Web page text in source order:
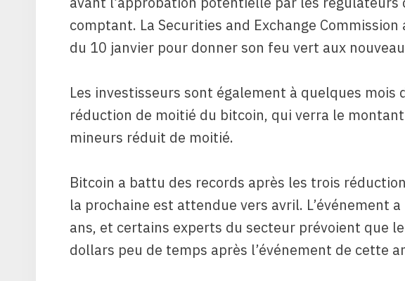
comptant. La Securities and Exchange
du 10 janvier pour donner son feu vert aux
Les investisseurs sont également à quelques mois
réduction de moitié du bitcoin, qui verra le
mineurs réduit de moitié.
Bitcoin a battu des records après les trois
la prochaine est attendue vers avril. L’événement
ans, et certains experts du secteur prévoient que
dollars peu de temps après l’événement de cette